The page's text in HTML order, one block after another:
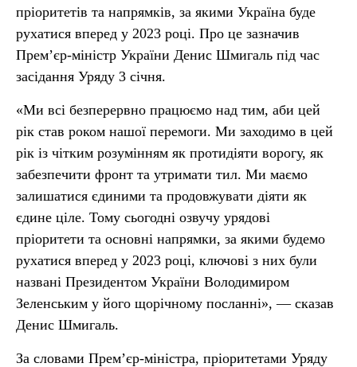
пріоритетів та напрямків, за якими Україна буде
рухатися вперед у 2023 році. Про це зазначив
Прем’єр-міністр України Денис Шмигаль під час
засідання Уряду 3 січня.
«Ми всі безперервно працюємо над тим, аби цей
рік став роком нашої перемоги. Ми заходимо в цей
рік із чітким розумінням як протидіяти ворогу, як
забезпечити фронт та утримати тил. Ми маємо
залишатися єдиними та продовжувати діяти як
єдине ціле. Тому сьогодні озвучу урядові
пріоритети та основні напрямки, за якими будемо
рухатися вперед у 2023 році, ключові з них були
названі Президентом України Володимиром
Зеленським у його щорічному посланні», — сказав
Денис Шмигаль.
За словами Прем’єр-міністра, пріоритетами Уряду